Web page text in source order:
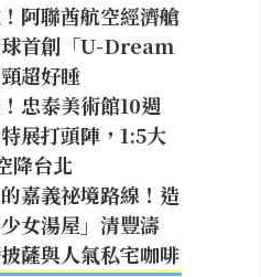
阿聯酋航空經濟艙
首創「U-Dream
超好睡
忠泰美術館10週
展打頭陣，1:5大
降台北
嘉義祕境路線！造
女湯屋」清豐濤
薩與人氣私宅咖啡